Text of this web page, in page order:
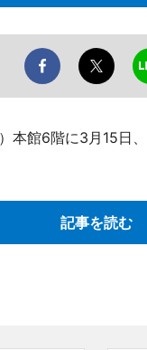
本館6階に3月15日
記事を読む